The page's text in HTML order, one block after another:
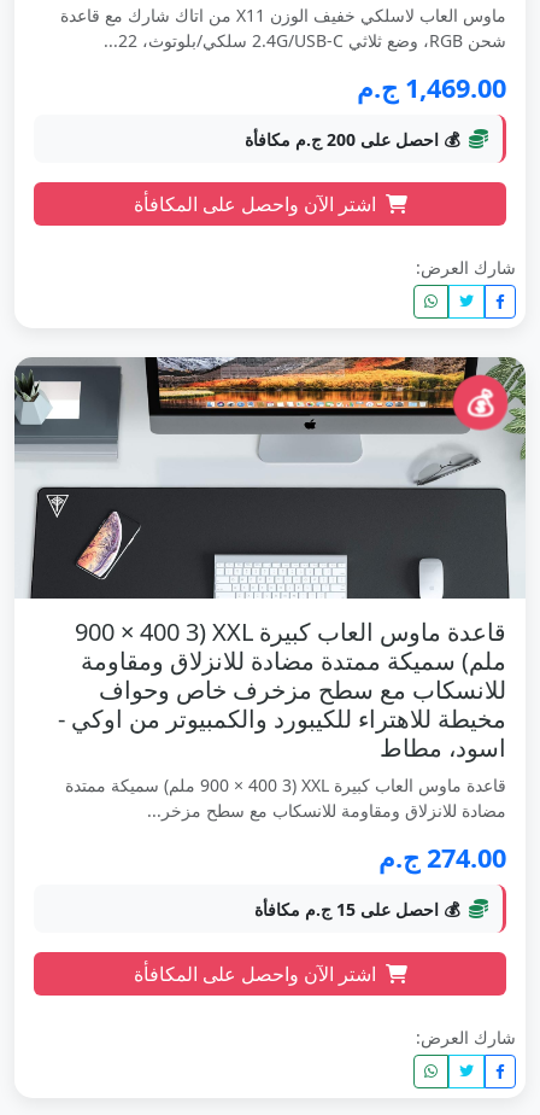
ماوس العاب لاسلكي خفيف الوزن X11 من اتاك شارك مع قاعدة
شحن RGB، وضع ثلاثي 2.4G/USB-C سلكي/بلوتوث، 22...
1,469.00 ج.م
💰 احصل على 200 ج.م مكافأة
اشتر الآن واحصل على المكافأة
شارك العرض:
💰
قاعدة ماوس العاب كبيرة XXL (900 × 400 3
ملم) سميكة ممتدة مضادة للانزلاق ومقاومة
للانسكاب مع سطح مزخرف خاص وحواف
مخيطة للاهتراء للكيبورد والكمبيوتر من اوكي -
اسود، مطاط
قاعدة ماوس العاب كبيرة XXL (900 × 400 3 ملم) سميكة ممتدة
مضادة للانزلاق ومقاومة للانسكاب مع سطح مزخر...
274.00 ج.م
💰 احصل على 15 ج.م مكافأة
اشتر الآن واحصل على المكافأة
شارك العرض: